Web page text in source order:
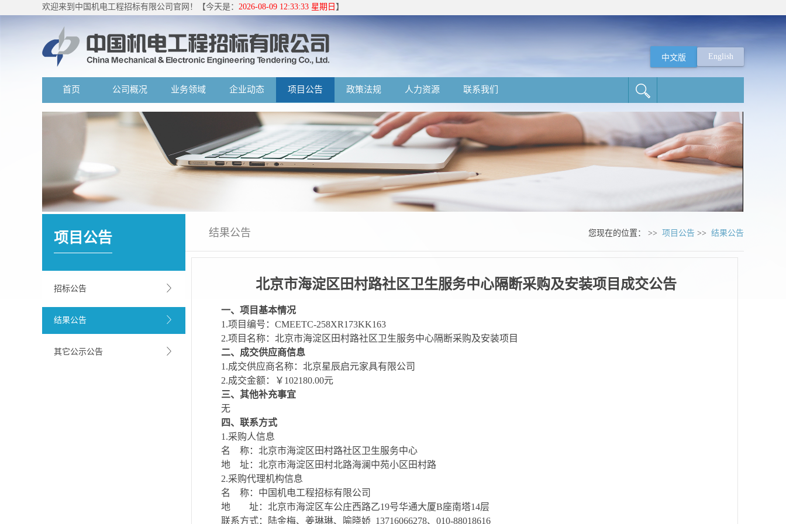
欢迎来到中国机电工程招标有限公司官网！【今天是： 2026-08-09 12:33:33 星期日 】
中文版 English
首页 公司概况 业务领域 企业动态 项目公告 政策法规 人力资源 联系我们
项目公告
招标公告
结果公告
其它公示公告
结果公告 您现在的位置： >> 项目公告 >> 结果公告
北京市海淀区田村路社区卫生服务中心隔断采购及安装项目 成交公告
一、项目基本情况
1.项目编号：CMEETC-258XR173KK163
2.项目名称：北京市海淀区田村路社区卫生服务中心隔断采购及安装项目
二、成交供应商信息
1.成交供应商名称：北京星辰启元家具有限公司
2.成交金额：￥102180.00元
三、其他补充事宜
无
四、联系方式
1.采购人信息
名
称：北京市海淀区田村路社区卫生服务中心
地
址：北京市海淀区田村北路海澜中苑小区田村路
2.采购代理机构信息
名
称：中国机电工程招标有限公司
地 址：北京市海淀区车公庄西路乙19号华通大厦B座南塔14层
联系方式：陆金梅、姜琳琳、喻晓娇 13716066278、010-88018616